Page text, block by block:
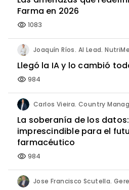
Farma en 2026
visibility 1083
Joaquín Ríos. AI Lead.
Llegó la IA y lo cambió
visibility 984
La soberanía de los
imprescindible para el
farmacéutico
visibility 984